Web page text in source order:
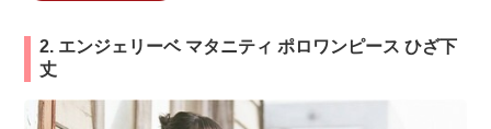
2. エンジェリーベ マタニティ ポロワンピース ひざ下
丈